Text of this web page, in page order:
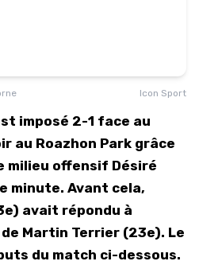
Icon Sport
imposé 2-1 face au
au Roazhon Park grâce
milieu offensif Désiré
minute. Avant cela,
avait répondu à
Martin Terrier (23e). Le
du match ci-dessous.